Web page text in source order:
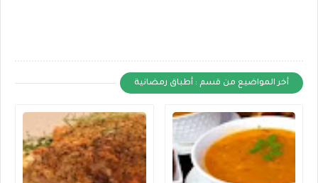
أخر المواضيع من قسم : أطباق رمضانية